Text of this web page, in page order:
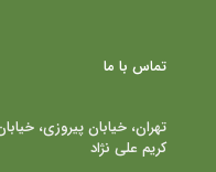
تماس با ما
تهران، خیابان پیروزی،
کریم علی نژاد